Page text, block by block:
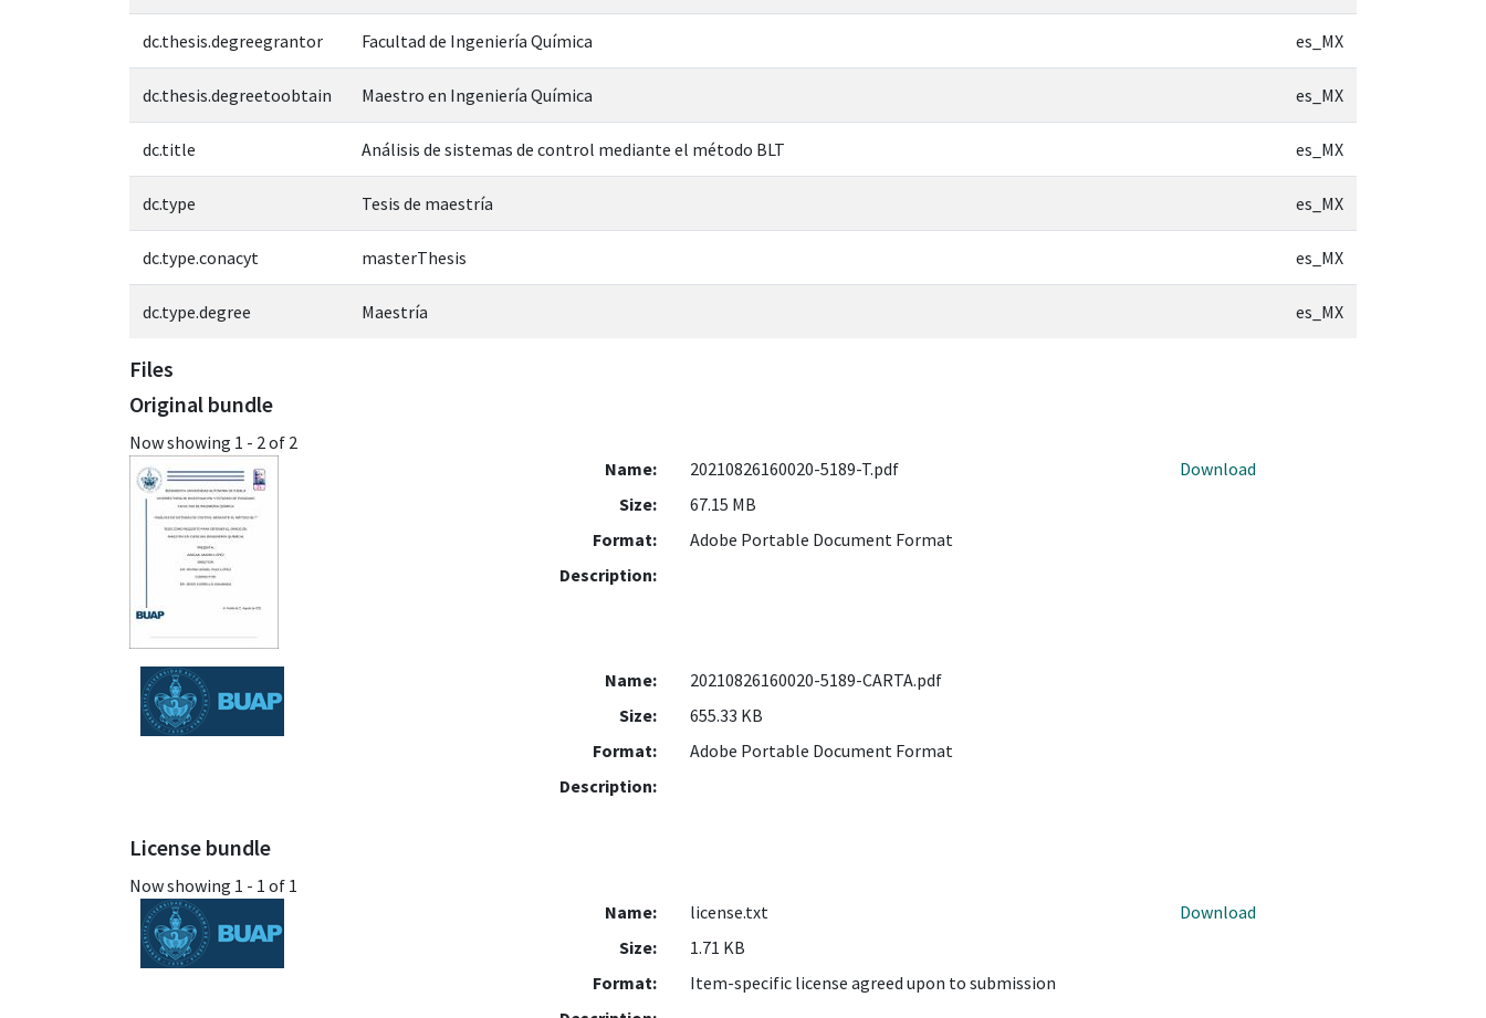
dc.thesis.degreegrantor Facultad de Ingeniería Química es_MX
dc.thesis.degreetoobtain Maestro en Ingeniería Química es_MX
dc.title Análisis de sistemas de control mediante el método BLT es_MX
dc.type Tesis de maestría es_MX
dc.type.conacyt masterThesis es_MX
dc.type.degree Maestría es_MX
Files
Original bundle
Now showing 1 - 2 of 2
Name:
20210826160020-5189-T.pdf
Size:
67.15 MB
Format:
Adobe Portable Document Format
Description:
Download
Name:
20210826160020-5189-CARTA.pdf
Size:
655.33 KB
Format:
Adobe Portable Document Format
Description:
License bundle
Now showing 1 - 1 of 1
Name:
license.txt
Size:
1.71 KB
Format:
Item-specific license agreed upon to submission
Download